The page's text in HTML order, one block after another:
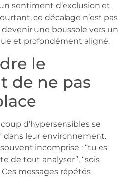
sentiment d’exclusion et
ce décalage n’est pas
une boussole vers un
et profondément aligné.
le
de ne pas
d’hypersensibles se
dans leur environnement.
incomprise : “tu es
de tout analyser”, “sois
messages répétés